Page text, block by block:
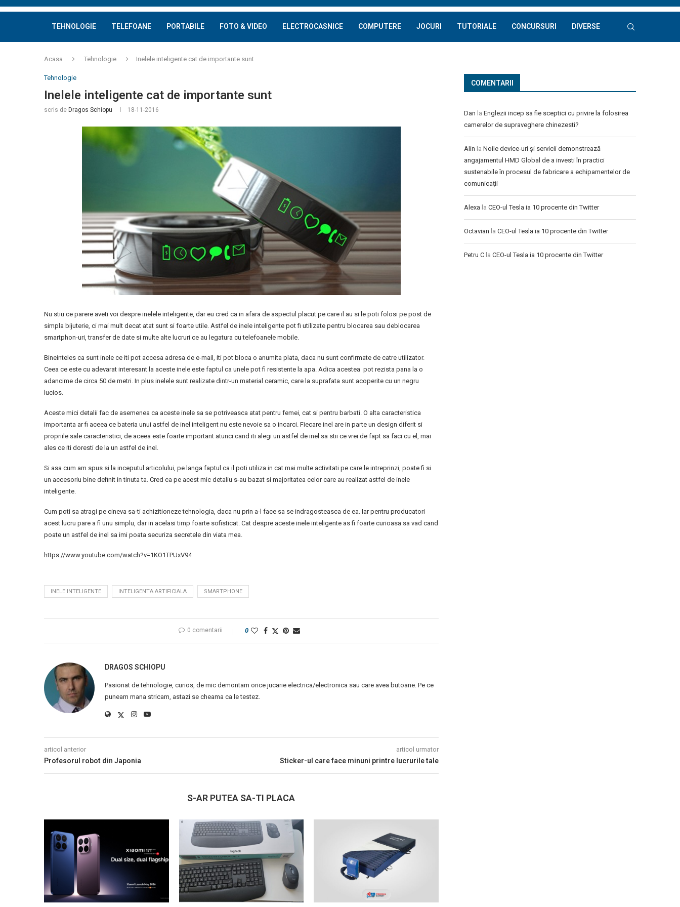
TEHNOLOGIE TELEFOANE PORTABILE FOTO & VIDEO ELECTROCASNICE COMPUTERE JOCURI TUTORIALE CONCURSURI DIVERSE
Acasa Tehnologie Inelele inteligente cat de importante sunt
Tehnologie
Inelele inteligente cat de importante sunt
scris de Dragos Schiopu 18-11-2016
Nu stiu ce parere aveti voi despre inelele inteligente, dar eu cred ca in afara de aspectul placut pe care il au si le poti folosi pe post de
simpla bijuterie, ci mai mult decat atat sunt si foarte utile. Astfel de inele inteligente pot fi utilizate pentru blocarea sau deblocarea
smartphon-uri, transfer de date si multe alte lucruri ce au legatura cu telefoanele mobile.
Bineinteles ca sunt inele ce iti pot accesa adresa de e-mail, iti pot bloca o anumita plata, daca nu sunt confirmate de catre utilizator.
Ceea ce este cu adevarat interesant la aceste inele este faptul ca unele pot fi resistente la apa. Adica acestea pot rezista pana la o
adancime de circa 50 de metri. In plus inelele sunt realizate dintr-un material ceramic, care la suprafata sunt acoperite cu un negru
lucios.
Aceste mici detalii fac de asemenea ca aceste inele sa se potriveasca atat pentru femei, cat si pentru barbati. O alta caracteristica
importanta ar fi aceea ce bateria unui astfel de inel inteligent nu este nevoie sa o incarci. Fiecare inel are in parte un design diferit si
propriile sale caracteristici, de aceea este foarte important atunci cand iti alegi un astfel de inel sa stii ce vrei de fapt sa faci cu el, mai
ales ce iti doresti de la un astfel de inel.
Si asa cum am spus si la inceputul articolului, pe langa faptul ca il poti utiliza in cat mai multe activitati pe care le intreprinzi, poate fi si
un accesoriu bine definit in tinuta ta. Cred ca pe acest mic detaliu s-au bazat si majoritatea celor care au realizat astfel de inele
inteligente.
Cum poti sa atragi pe cineva sa-ti achizitioneze tehnologia, daca nu prin a-l face sa se indragosteasca de ea. Iar pentru producatori
acest lucru pare a fi unu simplu, dar in acelasi timp foarte sofisticat. Cat despre aceste inele inteligente as fi foarte curioasa sa vad cand
poate un astfel de inel sa imi poata securiza secretele din viata mea.
https://www.youtube.com/watch?v=1KO1TPUxV94
INELE INTELIGENTE INTELIGENTA ARTIFICIALA SMARTPHONE
0 comentarii 0
DRAGOS SCHIOPU
Pasionat de tehnologie, curios, de mic demontam orice jucarie electrica/electronica sau care avea butoane. Pe ce
puneam mana stricam, astazi se cheama ca le testez.
articol anterior
Profesorul robot din Japonia
articol urmator
Sticker-ul care face minuni printre lucrurile tale
S-AR PUTEA SA-TI PLACA
COMENTARII
Dan la Englezii incep sa fie sceptici cu privire la folosirea
camerelor de supraveghere chinezesti?
Alin la Noile device-uri și servicii demonstrează
angajamentul HMD Global de a investi în practici
sustenabile în procesul de fabricare a echipamentelor de
comunicații
Alexa la CEO-ul Tesla ia 10 procente din Twitter
Octavian la CEO-ul Tesla ia 10 procente din Twitter
Petru C la CEO-ul Tesla ia 10 procente din Twitter